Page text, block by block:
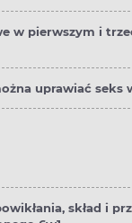
w pierwszym i
uprawiać seks
skład i